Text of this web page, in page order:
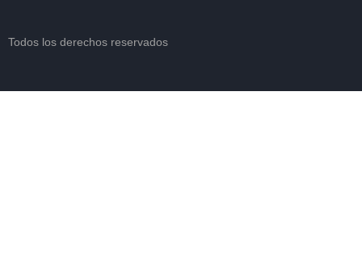
Todos los derechos reservados